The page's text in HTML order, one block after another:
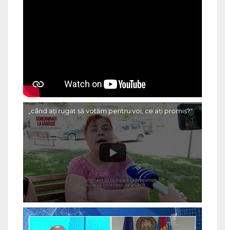
„când ați rugat să votăm pentru voi, ce ați promis?"